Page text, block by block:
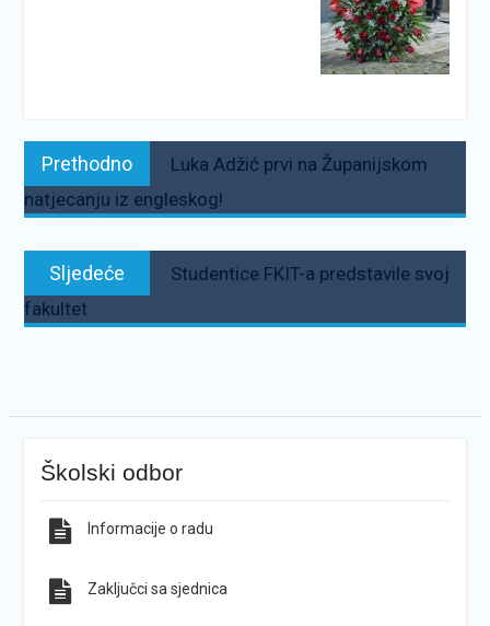
Navigacija
objava
Prethodno Prethodno:
Luka Adžić prvi na Županijskom
natjecanju iz engleskog!
Sljedeće
Studentice FKIT-a predstavile svoj
fakultet
Školski odbor
Informacije o radu
Zaključci sa sjednica